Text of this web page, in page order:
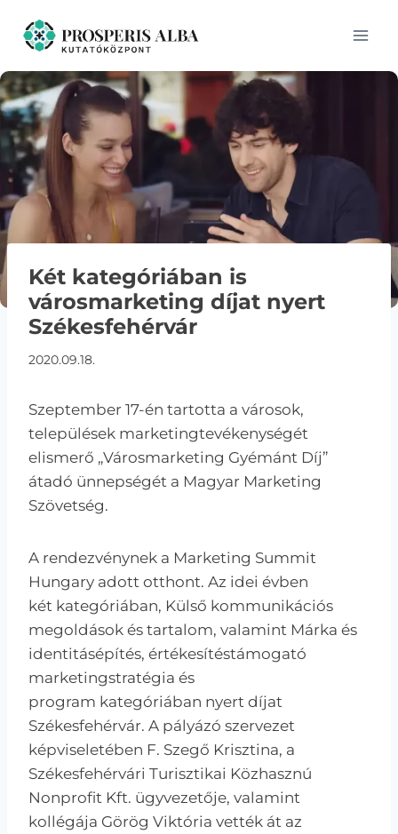
Két kategóriában is
városmarketing díjat nyert
Székesfehérvár
2020.09.18.
Szeptember 17-én tartotta a városok,
települések marketingtevékenységét
elismerő „Városmarketing Gyémánt Díj”
átadó ünnepségét a Magyar Marketing
Szövetség.
A rendezvénynek a Marketing Summit
Hungary adott otthont. Az idei évben
két kategóriában, Külső kommunikációs
megoldások és tartalom, valamint Márka és
identitásépítés, értékesítéstámogató
marketingstratégia és
program kategóriában nyert díjat
Székesfehérvár. A pályázó szervezet
képviseletében F. Szegő Krisztina, a
Székesfehérvári Turisztikai Közhasznú
Nonprofit Kft. ügyvezetője, valamint
kollégája Görög Viktória vették át az